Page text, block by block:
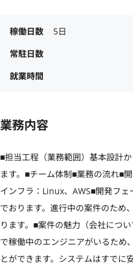
稼働日数
5日
常駐日数
就業時間
業務内容
■担当工程（業務範囲）基本設計
ます。■チーム体制■業務の流れ■
インフラ：Linux、AWS■開発フ
でおります。進行中の案件のため
ります。■案件の魅力（会社につ
で稼働中のエンジニアがいるため
とができます。システムはすでに